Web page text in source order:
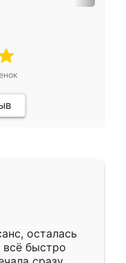
осталась
быстро